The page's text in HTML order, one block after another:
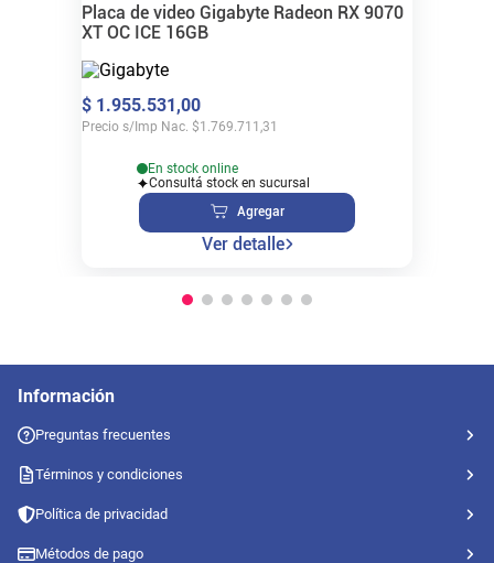
Placa de video Gigabyte Radeon RX 9070
XT OC ICE 16GB
$ 1.955.531,00
Precio s/Imp Nac. $1.769.711,31
En stock online
Consultá stock en sucursal
Agregar
Ver detalle
Información
Preguntas frecuentes
Términos y condiciones
Política de privacidad
Métodos de pago